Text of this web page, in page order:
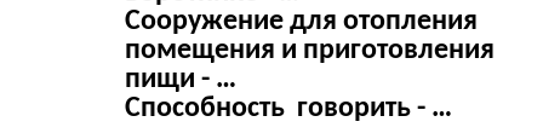
Сооружение для отопления
помещения и приготовления
пищи - …
Способность говорить - …